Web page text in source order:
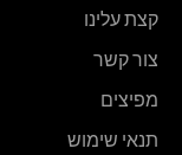
קצת עלינו
צור קשר
מפיצים
תנאי שימוש